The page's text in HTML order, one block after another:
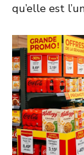
qu’elle est